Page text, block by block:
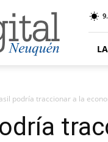
podría traccionar a la